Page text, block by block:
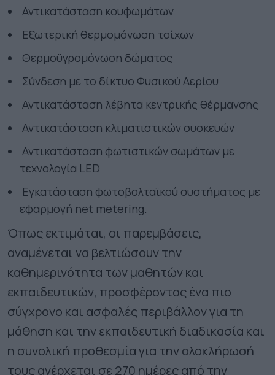
⁠ ⁠Αντικατάσταση κουφωμάτων
⁠ ⁠Εξωτερική θερμομόνωση τοίχων
⁠ ⁠Θερμοϋγρομόνωση δώματος
⁠ ⁠Σύνδεση με το δίκτυο Φυσικού Αερίου
⁠ ⁠Αντικατάσταση λέβητα κεντρικής θέρμανσης
⁠ ⁠Αντικατάσταση κλιματιστικών συσκευών
⁠ ⁠Αντικατάσταση φωτιστικών σωμάτων με
τεχνολογία LED
⁠ ⁠Εγκατάσταση φωτοβολταϊκού συστήματος με
εφαρμογή net metering.
Όπως εκτιμάται, οι παρεμβάσεις,
αναμένεται να βελτιώσουν την
καθημερινότητα των μαθητών και
εκπαιδευτικών, προσφέροντας ένα πιο
σύγχρονο και ασφαλές περιβάλλον για τη
μάθηση και την εκπαιδευτική διαδικασία και
η συνολική προθεσμία για την ολοκλήρωσή
τους ανέρχεται σε 270 ημέρες από την